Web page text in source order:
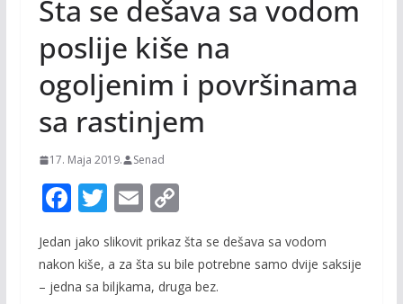
Šta se dešava sa vodom
poslije kiše na
ogoljenim i površinama
sa rastinjem
17. Maja 2019. Senad
F
ac
e
b
T
w
itt
er
E
m
ai
l
C
o
p
y
Jedan jako slikovit prikaz šta se dešava sa vodom
nakon kiše, a za šta su bile potrebne samo dvije saksije
– jedna sa biljkama, druga bez.